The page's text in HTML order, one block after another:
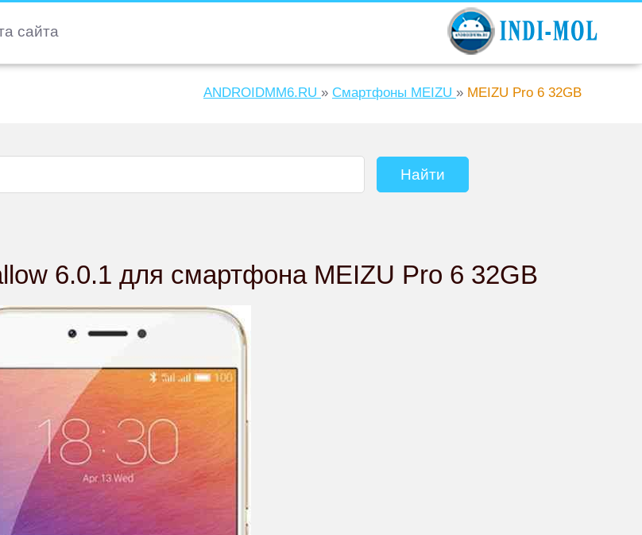
сайта
ANDROIDMM6.RU » Смартфоны MEIZU » MEIZU Pro 6 32GB
6.0.1 для смартфона MEIZU Pro 6 32GB